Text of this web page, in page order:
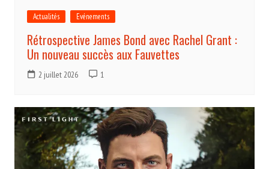
Actualités Evénements
Rétrospective James Bond avec Rachel Grant :
Un nouveau succès aux Fauvettes
2 juillet 2026 1